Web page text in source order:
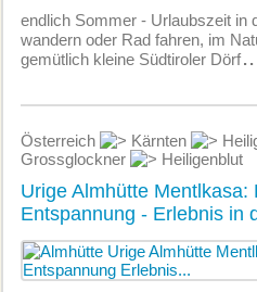
endlich Sommer - Urlaubszeit in
wandern oder Rad fahren, im
gemütlich kleine Südtiroler Dörf
Österreich Kärnten
Grossglockner
Heiligenblut
Urige Almhütte Mentlkasa:
Entspannung - Erlebnis in